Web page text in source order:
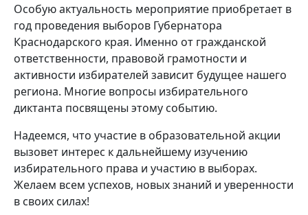
Особую актуальность мероприятие приобретает в
год проведения выборов Губернатора
Краснодарского края. Именно от гражданской
ответственности, правовой грамотности и
активности избирателей зависит будущее нашего
региона. Многие вопросы избирательного
диктанта посвящены этому событию.
Надеемся, что участие в образовательной акции
вызовет интерес к дальнейшему изучению
избирательного права и участию в выборах.
Желаем всем успехов, новых знаний и уверенности
в своих силах!